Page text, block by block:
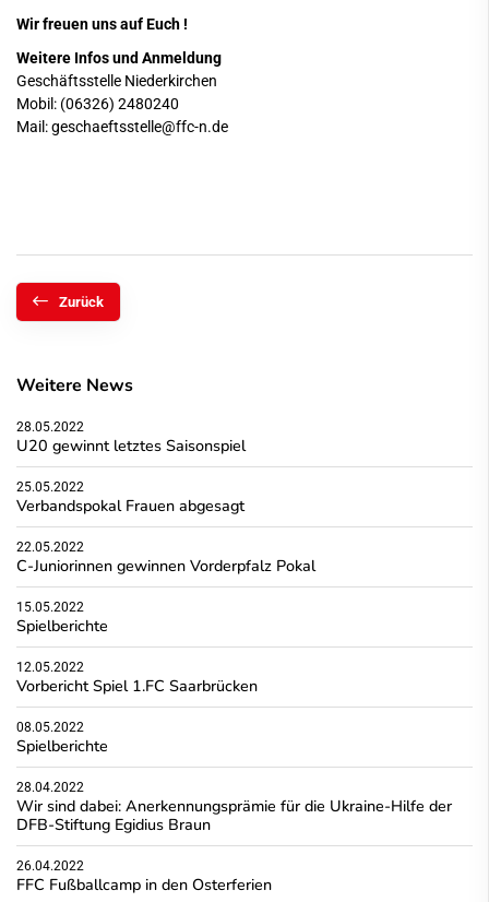
Wir freuen uns auf Euch !
Weitere Infos und Anmeldung
Geschäftsstelle Niederkirchen
Mobil: (06326) 2480240
Mail:geschaeftsstelle@ffc-n.de
Zurück
Weitere News
28.05.2022
U20 gewinnt letztes Saisonspiel
25.05.2022
Verbandspokal Frauen abgesagt
22.05.2022
C-Juniorinnen gewinnen Vorderpfalz Pokal
15.05.2022
Spielberichte
12.05.2022
Vorbericht Spiel 1.FC Saarbrücken
08.05.2022
Spielberichte
28.04.2022
Wir sind dabei: Anerkennungsprämie für die Ukraine-Hilfe der
DFB-Stiftung Egidius Braun
26.04.2022
FFC Fußballcamp in den Osterferien